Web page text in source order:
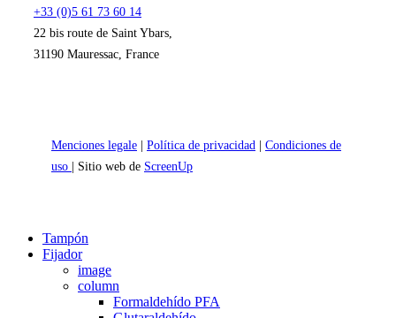
+33 (0)5 61 73 60 14
22 bis route de Saint Ybars,
31190 Mauressac, France
Menciones legale Política de privacidad
Condiciones de
uso
| Sitio web de ScreenUp
Close
Menu
Tampón
Fijador
image
column
Formaldehído PFA